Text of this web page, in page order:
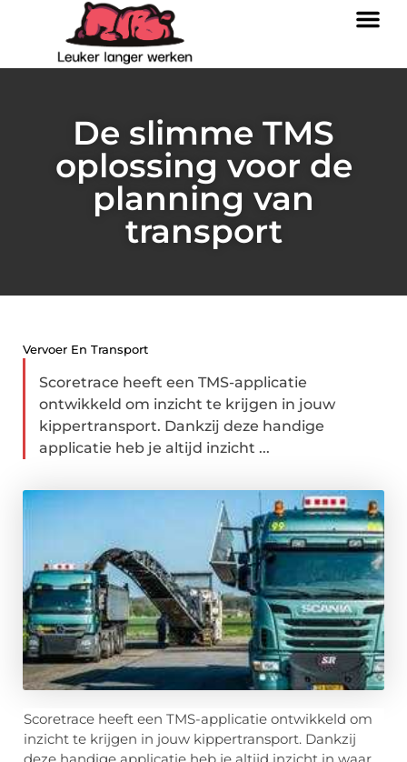
De slimme TMS
oplossing voor de
planning van
transport
Vervoer En Transport
Scoretrace heeft een TMS-applicatie
ontwikkeld om inzicht te krijgen in jouw
kippertransport. Dankzij deze handige
applicatie heb je altijd inzicht ...
Scoretrace heeft een TMS-applicatie ontwikkeld om
inzicht te krijgen in jouw kippertransport. Dankzij